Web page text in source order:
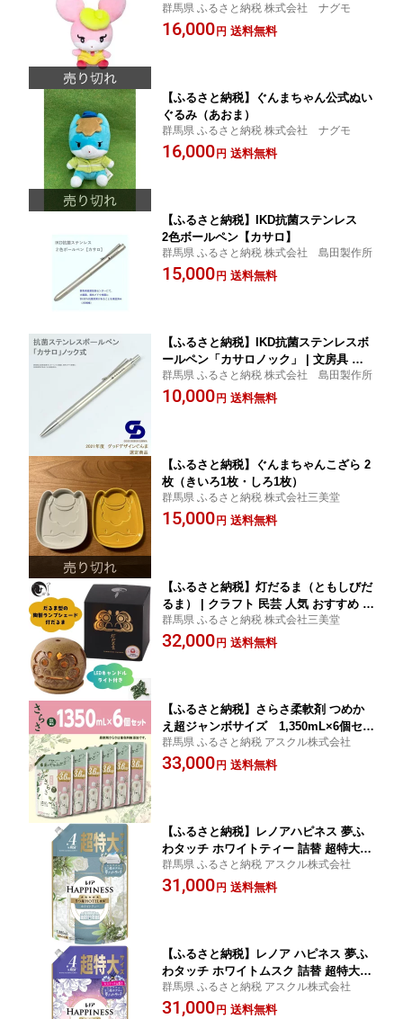
群馬県 ふるさと納税 株式会社 ナグモ
16,000 円 送料無料
【ふるさと納税】ぐんまちゃん公式ぬい
ぐるみ（あおま）
群馬県 ふるさと納税 株式会社 ナグモ
16,000 円 送料無料
【ふるさと納税】IKD抗菌ステンレス
2色ボールペン【カサロ】
群馬県 ふるさと納税 株式会社 島田製作所
15,000 円 送料無料
【ふるさと納税】IKD抗菌ステンレスボ
ールペン「カサロノック」 | 文房具 ペ
ン 日用品 人気 おすすめ 送料無料
群馬県 ふるさと納税 株式会社 島田製作所
10,000 円 送料無料
【ふるさと納税】ぐんまちゃんこざら 2
枚（きいろ1枚・しろ1枚）
群馬県 ふるさと納税 株式会社三美堂
15,000 円 送料無料
【ふるさと納税】灯だるま（ともしびだ
るま） | クラフト 民芸 人気 おすすめ 送
料無料
群馬県 ふるさと納税 株式会社三美堂
32,000 円 送料無料
【ふるさと納税】さらさ柔軟剤 つめか
え超ジャンボサイズ 1,350mL×6個セッ
ト | 洗濯 洗剤 クリーナー 日用品 人気
おすすめ 送料無料
群馬県 ふるさと納税 アスクル株式会社
33,000 円 送料無料
【ふるさと納税】レノアハピネス 夢ふ
わタッチ ホワイトティー 詰替 超特大 1
285ml 6個セット | 洗濯 洗剤 クリーナ
ー 日用品 人気 おすすめ 送料無料
群馬県 ふるさと納税 アスクル株式会社
31,000 円 送料無料
【ふるさと納税】レノア ハピネス 夢ふ
わタッチ ホワイトムスク 詰替 超特大 1
285ml 6個セット | 洗濯 洗剤 クリーナ
ー 日用品 人気 おすすめ 送料無料
群馬県 ふるさと納税 アスクル株式会社
31,000 円 送料無料